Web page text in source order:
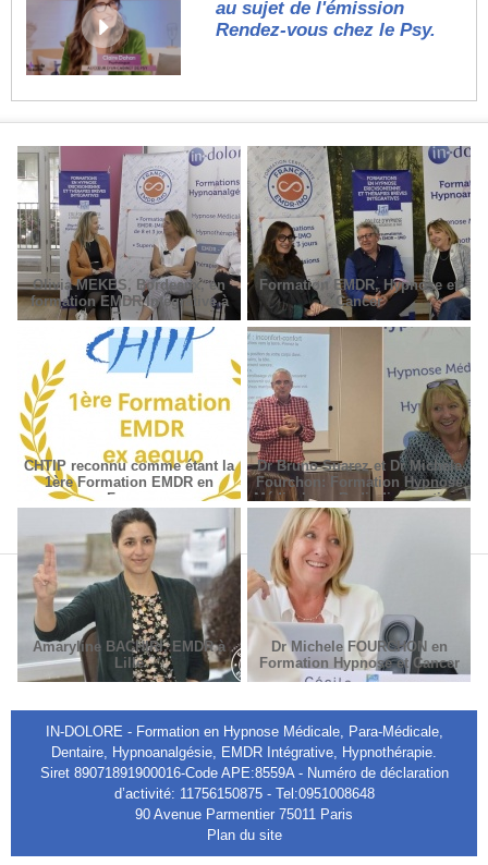
au sujet de l'émission
Rendez-vous chez le Psy.
Olivia MEKES, Bordeaux, en
formation EMDR Intégrative à
Paris
Formation EMDR, Hypnose et
Cancer
CHTIP reconnu comme étant la
1ère Formation EMDR en
France
Dr Bruno Suarez et Dr Michèle
Fourchon: Formation Hypnose
Médicale en Radiodiagnostic et
Radiothérapie.
Amaryline BACHIRI, EMDR à
Lille
Dr Michele FOURCHON en
Formation Hypnose et Cancer
IN-DOLORE - Formation en Hypnose Médicale, Para-Médicale,
Dentaire, Hypnoanalgésie, EMDR Intégrative, Hypnothérapie.
Siret 89071891900016-Code APE:8559A - Numéro de déclaration
d’activité: 11756150875 - Tel:0951008648
90 Avenue Parmentier 75011 Paris
Plan du site